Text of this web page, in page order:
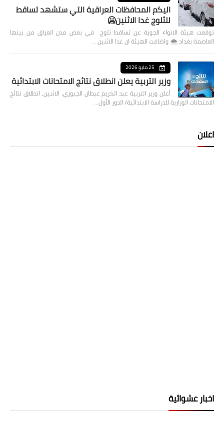
اليكم المحافظات العراقية التي ستشهد تساقط
للثلوج غدا الاثنين🥶
توقعت هيئة الانواء الجوية عن تساقط ثلوج في بعض مدن العراق من بينها
العاصمة بغداد ⁦🌨️⁩ واضافت الهيئة ان غدا الاثنين …
25 مايو 2026
وزير التربية يعلن انطلاق نتائج الامتحانات الابتدائية
أعلن وزير التربية عبد الكريم عبطان الجبوري، الاثنين، انطلاق نتائج
الامتحانات الوزارية للدراسة الابتدائية/ الدور الأول…
اعلان
اخبار عشوائية